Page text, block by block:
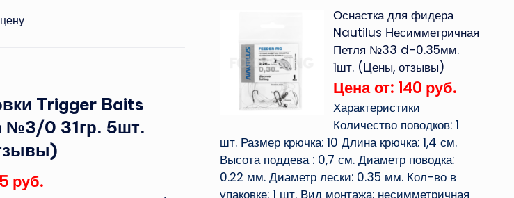
Trigger Baits
№3/0 31гр. 5шт.
руб.
Оснастка для фидера
Nautilus Несимметричная
Петля №33 d-0.35мм.
1шт. (Цены, отзывы)
Цена от: 140 руб.
Характеристики
Количество поводков: 1
шт. Размер крючка: 10 Длина крючка: 1,4 см.
Высота поддева : 0,7 см. Диаметр поводка:
0.22 мм. Диаметр лески: 0.35 мм. Кол-во в
упаковке: 1 шт. Вид монтажа: несимметричная